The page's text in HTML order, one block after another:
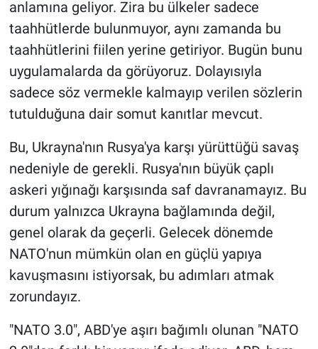
anlamına geliyor. Zira bu ülkeler sadece
taahhütlerde bulunmuyor, aynı zamanda bu
taahhütlerini fiilen yerine getiriyor. Bugün bunu
uygulamalarda da görüyoruz. Dolayısıyla
sadece söz vermekle kalmayıp verilen sözlerin
tutulduğuna dair somut kanıtlar mevcut.
Bu, Ukrayna'nın Rusya'ya karşı yürüttüğü savaş
nedeniyle de gerekli. Rusya'nın büyük çaplı
askeri yığınağı karşısında saf davranamayız. Bu
durum yalnızca Ukrayna bağlamında değil,
genel olarak da geçerli. Gelecek dönemde
NATO'nun mümkün olan en güçlü yapıya
kavuşmasını istiyorsak, bu adımları atmak
zorundayız.
"NATO 3.0", ABD'ye aşırı bağımlı olunan "NATO